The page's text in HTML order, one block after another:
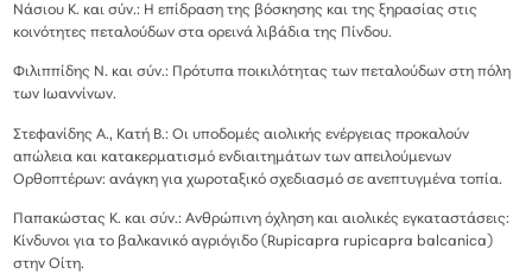
Νάσιου Κ. και σύν.: Η επίδραση της βόσκησης και της ξηρασίας στις
κοινότητες πεταλούδων στα ορεινά λιβάδια της Πίνδου.
Φιλιππίδης Ν. και σύν.: Πρότυπα ποικιλότητας των πεταλούδων στη πόλη
των Ιωαννίνων.
Στεφανίδης Α., Κατή Β.: Οι υποδομές αιολικής ενέργειας προκαλούν
απώλεια και κατακερματισμό ενδιαιτημάτων των απειλούμενων
Ορθοπτέρων: ανάγκη για χωροταξικό σχεδιασμό σε ανεπτυγμένα τοπία.
Παπακώστας Κ. και σύν.: Ανθρώπινη όχληση και αιολικές εγκαταστάσεις:
Κίνδυνοι για το βαλκανικό αγριόγιδο (Rupicapra rupicapra balcanica)
στην Οίτη.